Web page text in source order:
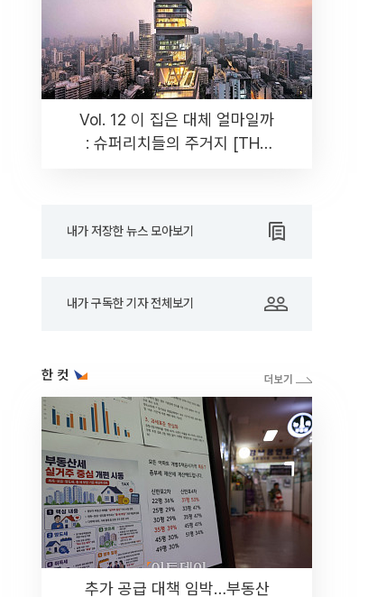
Vol. 12 이 집은 대체 얼마일까
: 슈퍼리치들의 주거지 [THE
내가 저장한 뉴스 모아보기
내가 구독한 기자 전체보기
한 컷
추가 공급 대책 임박…부동산